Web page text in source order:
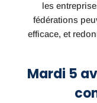
les
fédérations
efficace,et
Mardi 5